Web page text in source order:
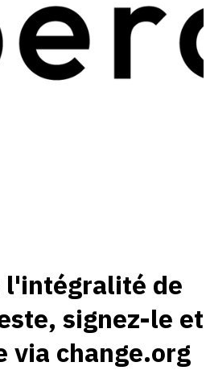
l'intégralité de
signez-le et
via change.org